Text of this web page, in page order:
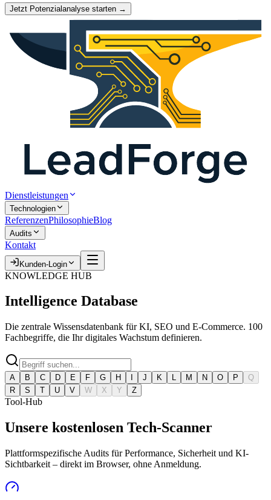
Jetzt Potenzialanalyse starten →
Dienstleistungen
Technologien
ReferenzenPhilosophieBlog
Audits
Kontakt
Kunden-Login
KNOWLEDGE HUB
Intelligence Database
Die zentrale Wissensdatenbank für KI, SEO und E-Commerce. 100
Fachbegriffe, die Ihr digitales Wachstum definieren.
A B C D E F G H J K L M N O P
Q
R
S T U V W X Y Z
Tool-Hub
Unsere kostenlosen Tech-Scanner
Plattformspezifische Audits für Performance, Sicherheit und KI-
Sichtbarkeit – direkt im Browser, ohne Anmeldung.